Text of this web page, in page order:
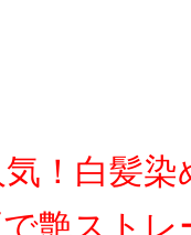
！白髪
艶ストレ